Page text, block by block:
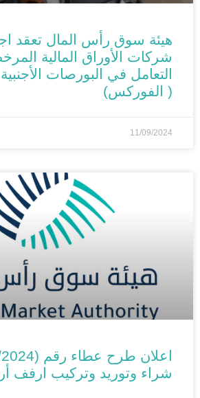
هيئة سوق رأس المال تعقد
شركات الأوراق المالية
التعامل في البورصات
( الفوركس)
11/09/2024
شراء وتوريد وتركيب ارفف